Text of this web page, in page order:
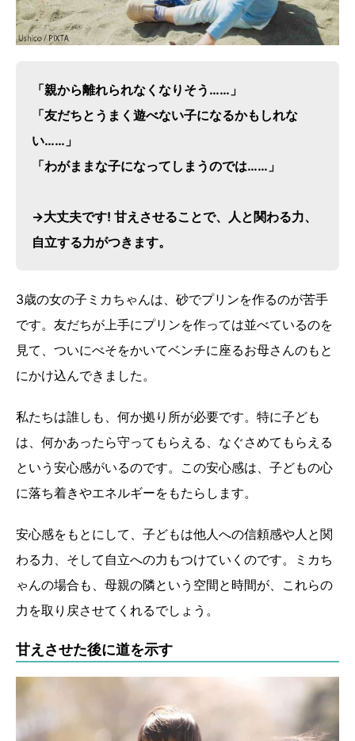
「親から離れられなくなりそう……」
「友だちとうまく遊べない子になるかもしれな
い……」
「わがままな子になってしまうのでは……」
→大丈夫です! 甘えさせることで、人と関わる力、
自立する力がつきます。
3歳の女の子ミカちゃんは、砂でプリンを作るのが苦手
です。友だちが上手にプリンを作っては並べているのを
見て、ついにべそをかいてベンチに座るお母さんのもと
にかけ込んできました。
私たちは誰しも、何か拠り所が必要です。特に子ども
は、何かあったら守ってもらえる、なぐさめてもらえる
という安心感がいるのです。この安心感は、子どもの心
に落ち着きやエネルギーをもたらします。
安心感をもとにして、子どもは他人への信頼感や人と関
わる力、そして自立への力もつけていくのです。ミカち
ゃんの場合も、母親の隣という空間と時間が、これらの
力を取り戻させてくれるでしょう。
甘えさせた後に道を示す